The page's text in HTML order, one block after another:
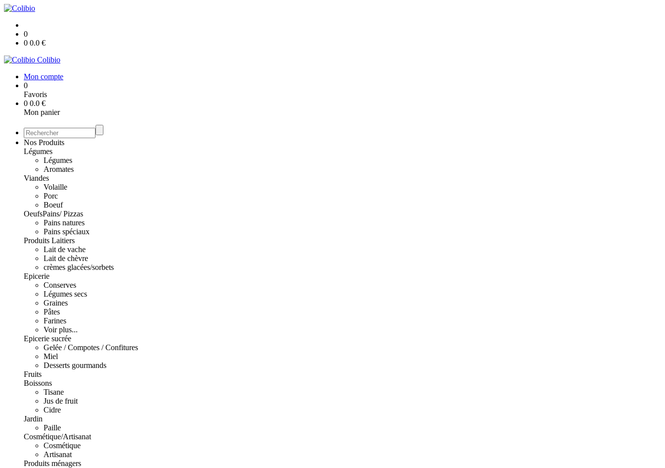
0
0 0.0 €
Colibio
Mon compte
0
Favoris
0 0.0 €
Mon panier
Nos Produits
Légumes
Légumes
Aromates
Viandes
Volaille
Porc
Boeuf
OeufsPains/ Pizzas
Pains natures
Pains spéciaux
Produits Laitiers
Lait de vache
Lait de chèvre
crèmes glacées/sorbets
Epicerie
Conserves
Légumes secs
Graines
Pâtes
Farines
Voir plus...
Epicerie sucrée
Gelée / Compotes / Confitures
Miel
Desserts gourmands
Fruits
Boissons
Tisane
Jus de fruit
Cidre
Jardin
Paille
Cosmétique/Artisanat
Cosmétique
Artisanat
Produits ménagers